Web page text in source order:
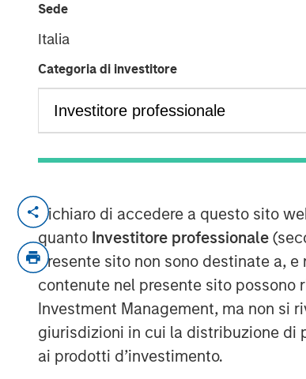
Sede
Italia
Categoria di investitore
Dichiaro di accedere a questo sito
quanto Investitore professionale
presente sito non sono destinate a,
contenute nel presente sito
Investment Management, ma non si
giurisdizioni in cui la distribuzione di
ai prodotti d’investimento.
23 AGOSTO 2024
déjà vu about financial markets.
2023: equity indexes posted a
of technology stocks, markets
expectations, which has driven
and other macroeconomic
Today’s environment stands
way: it has been—and
generation.